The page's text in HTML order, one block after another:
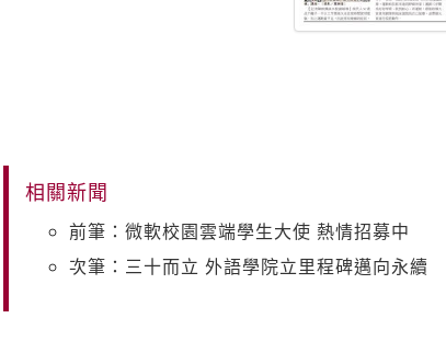
相關新聞
前筆：微軟校園雲端學生大使 熱情招募中
次筆：三十而立 外語學院立里程碑邁向永續